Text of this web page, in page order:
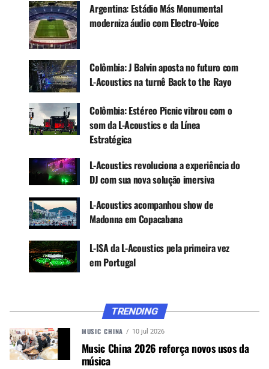
production manager do Movistar Arena Buenos
Aires, a arena recebeu aproximadamente 260
shows em 2025 e projeta alcançar cerca de 280
durante 2026.
“Desde o início, tínhamos K1 e K2 no venue por
Perezlindo. “Com base na aceitação desse
sistema nos riders e na qualidade de áudio
constante que tivemos durante os últimos seis
anos, foi uma decisão direta continuar com a
marca e comprar nosso próprio sistema L-
Argentina: Estádio Más Monumental
moderniza áudio com Electro-Voice
Colômbia: J Balvin aposta no futuro com
L-Acoustics na turnê Back to the Rayo
Colômbia: Estéreo Picnic vibrou com o
som da L-Acoustics e da Línea
Estratégica
L-Acoustics revoluciona a experiência do
DJ com sua nova solução imersiva
L-Acoustics acompanhou show de
Madonna em Copacabana
L-ISA da L-Acoustics pela primeira vez
em Portugal
TRENDING
MUSIC CHINA 10 jul 2026
Music China 2026 reforça novos usos da
música